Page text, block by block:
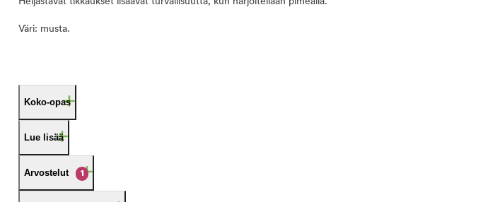
Väri: musta.
Koko-opas
Lue lisää
Arvostelut 1